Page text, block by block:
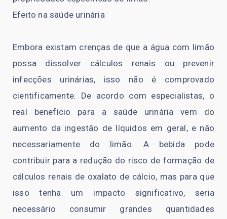
Efeito na saúde urinária
Embora existam crenças de que a água com limão
possa dissolver cálculos renais ou prevenir
infecções urinárias, isso não é comprovado
cientificamente. De acordo com especialistas, o
real benefício para a saúde urinária vem do
aumento da ingestão de líquidos em geral, e não
necessariamente do limão. A bebida pode
contribuir para a redução do risco de formação de
cálculos renais de oxalato de cálcio, mas para que
isso tenha um impacto significativo, seria
necessário consumir grandes quantidades